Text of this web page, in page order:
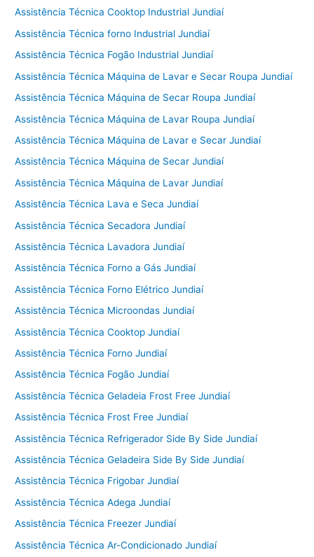
Assistência Técnica Cooktop Industrial Jundiaí
Assistência Técnica forno Industrial Jundiaí
Assistência Técnica Fogão Industrial Jundiaí
Assistência Técnica Máquina de Lavar e Secar Roupa Jundiaí
Assistência Técnica Máquina de Secar Roupa Jundiaí
Assistência Técnica Máquina de Lavar Roupa Jundiaí
Assistência Técnica Máquina de Lavar e Secar Jundiaí
Assistência Técnica Máquina de Secar Jundiaí
Assistência Técnica Máquina de Lavar Jundiaí
Assistência Técnica Lava e Seca Jundiaí
Assistência Técnica Secadora Jundiaí
Assistência Técnica Lavadora Jundiaí
Assistência Técnica Forno a Gás Jundiaí
Assistência Técnica Forno Elétrico Jundiaí
Assistência Técnica Microondas Jundiaí
Assistência Técnica Cooktop Jundiaí
Assistência Técnica Forno Jundiaí
Assistência Técnica Fogão Jundiaí
Assistência Técnica Geladeia Frost Free Jundiaí
Assistência Técnica Frost Free Jundiaí
Assistência Técnica Refrigerador Side By Side Jundiaí
Assistência Técnica Geladeira Side By Side Jundiaí
Assistência Técnica Frigobar Jundiaí
Assistência Técnica Adega Jundiaí
Assistência Técnica Freezer Jundiaí
Assistência Técnica Ar-Condicionado Jundiaí